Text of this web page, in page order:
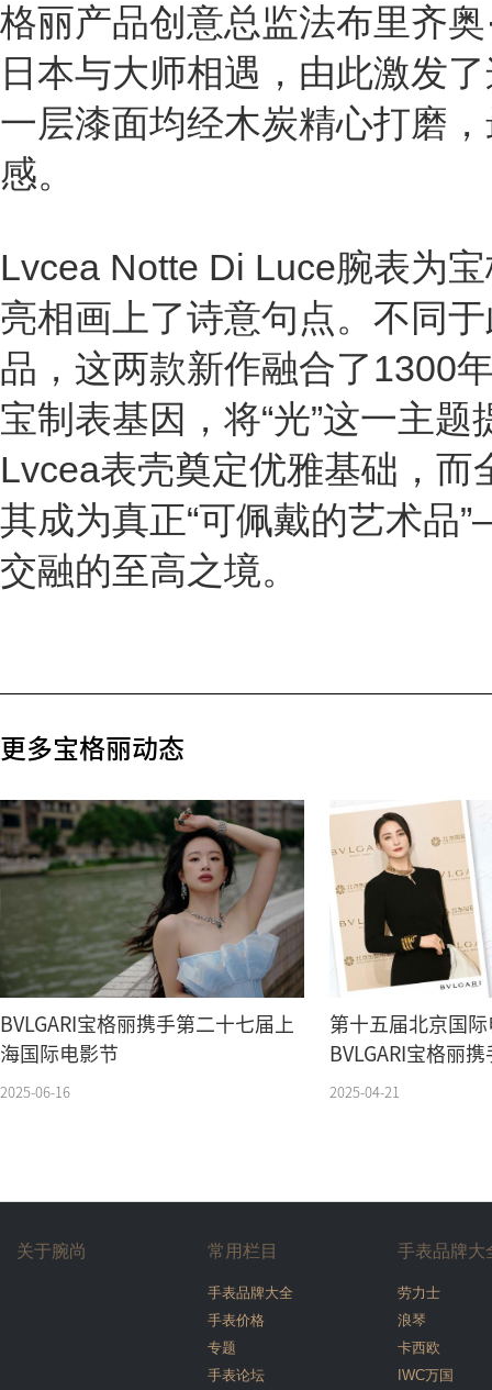
格丽产品创意总监法布里齐
日本与大师相遇，由此激发
一层漆面均经木炭精心打磨
感。
Lvcea Notte Di Luce腕表为
亮相画上了诗意句点。不同
品，这两款新作融合了1300
宝制表基因，将“光”这一主
Lvcea表壳奠定优雅基础，
其成为真正“可佩戴的艺术
交融的至高之境。
更多宝格丽动态
BVLGARI宝格丽携手第二十七届上
海国际电影节
2025-06-16
第十五届北京国
BVLGARI宝格丽
式红毯
2025-04-21
关于腕尚 常用栏目
手表品牌大全
手表价格
专题
手表论坛
手表品牌大
劳力士
浪琴
卡西欧
IWC万国